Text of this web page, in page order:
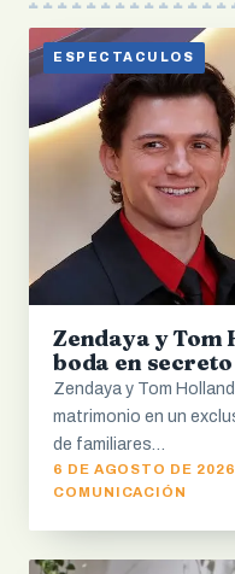
ESPECTACULOS
Zendaya y Tom
boda en
Zendaya y Tom
matrimonio en un
de familiares…
6 DE AGOSTO DE
COMUNICACIÓN